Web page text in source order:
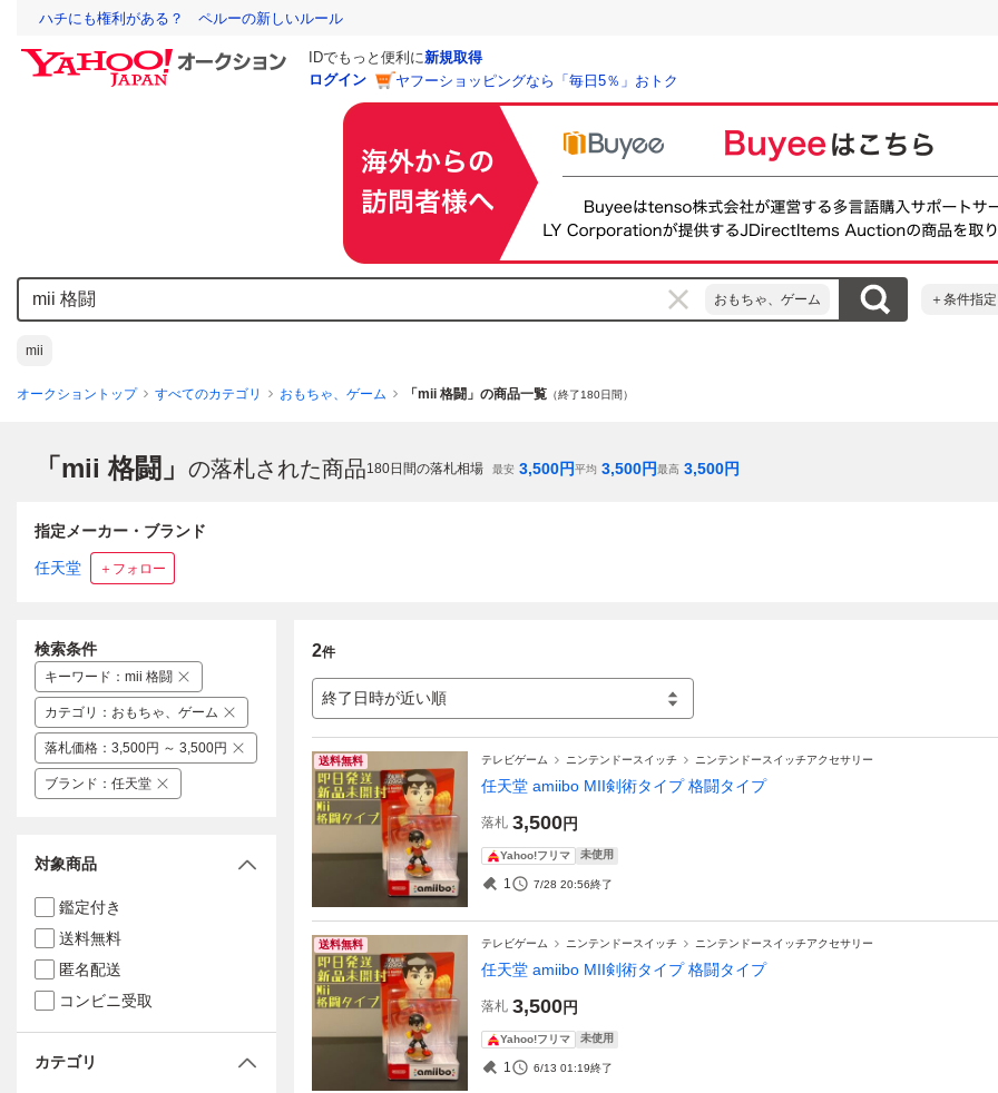
ハチにも権利がある？ ペルーの新しいルール
IDでもっと便利に新規取得
ログイン
ヤフーショッピングなら「毎日5％」おトク
おもちゃ、ゲーム ＋条件指定
mii
オークショントップ すべてのカテゴリ おもちゃ、ゲーム 「mii 格闘」の商品一覧 （終了180日間）
「mii 格闘」 の落札された商品180日間の落札相場 最安 3,500円平均 3,500円最高 3,500円
指定メーカー・ブランド
任天堂 ＋フォロー
2件
終了日時が近い順
送料無料 テレビゲーム ニンテンドースイッチ ニンテンドースイッチアクセサリー
任天堂 amiibo MII剣術タイプ 格闘タイプ
落札 3,500円
Yahoo!フリマ 未使用
1 7/28 20:56終了
送料無料 テレビゲーム ニンテンドースイッチ ニンテンドースイッチアクセサリー
任天堂 amiibo MII剣術タイプ 格闘タイプ
落札 3,500円
Yahoo!フリマ 未使用
1 6/13 01:19終了
検索条件
キーワード ： mii 格闘
カテゴリ ： おもちゃ、ゲーム
落札価格 ： 3,500円 ～ 3,500円
ブランド ： 任天堂
対象商品
鑑定付き
送料無料
匿名配送
コンビニ受取
カテゴリ